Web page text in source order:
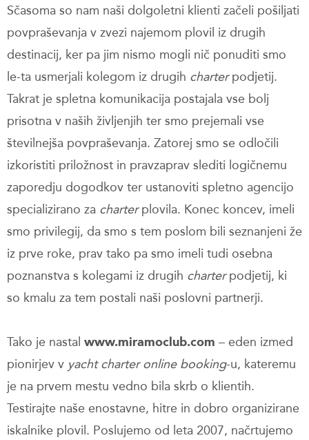
Sčasoma so nam naši dolgoletni klienti začeli pošiljati
povpraševanja v zvezi najemom plovil iz drugih
destinacij, ker pa jim nismo mogli nič ponuditi smo
le-ta usmerjali kolegom iz drugih charterpodjetij.
Takrat je spletna komunikacija postajala vse bolj
prisotna v naših življenjih ter smo prejemali vse
številnejša povpraševanja. Zatorej smo se odločili
izkoristiti priložnost in pravzaprav slediti logičnemu
zaporedju dogodkov ter ustanoviti spletno agencijo
specializirano za charterplovila. Konec koncev, imeli
smo privilegij, da smo s tem poslom bili seznanjeni že
iz prve roke, prav tako pa smo imeli tudi osebna
poznanstva s kolegami iz drugih charterpodjetij, ki
so kmalu za tem postali naši poslovni partnerji.
Tako je nastal www.miramoclub.com – eden izmed
pionirjev v yacht charter online booking-u, kateremu
je na prvem mestu vedno bila skrb o klientih.
Testirajte naše enostavne, hitre in dobro organizirane
iskalnike plovil. Poslujemo od leta 2007, načrtujemo